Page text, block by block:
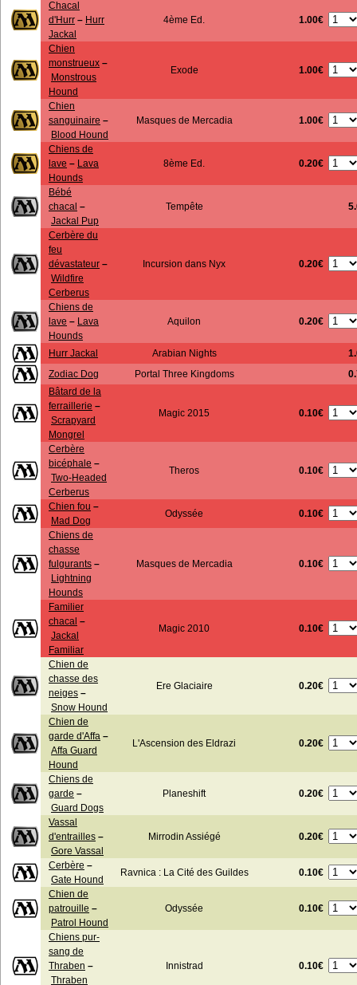
Chacal
d'Hurr – Hurr
Jackal
4ème Ed. 1.00€
Chien
monstrueux –
Monstrous
Hound
Exode 1.00€
Chien
sanguinaire –
Blood Hound
Masques de Mercadia 1.00€
Chiens de
lave –
Lava
Hounds
8ème Ed. 0.20€
Bébé
chacal –
Jackal Pup
Tempête
Cerbère du
feu
dévastateur –
Wildfire
Cerberus
Incursion dans Nyx 0.20€
Chiens de
lave –
Lava
Hounds
Aquilon 0.20€
Hurr Jackal Arabian Nights
Zodiac Dog Portal Three Kingdoms
Bâtard de la
ferraillerie –
Scrapyard
Mongrel
Magic 2015 0.10€
Cerbère
bicéphale –
Two-Headed
Cerberus
Theros 0.10€
Chien fou –
Mad Dog
Odyssée 0.10€
Chiens de
chasse
fulgurants –
Lightning
Hounds
Masques de Mercadia 0.10€
Familier
chacal –
Jackal
Familiar
Magic 2010 0.10€
Chien de
chasse des
neiges –
Snow Hound
Ere Glaciaire 0.20€
Chien de
garde d'Affa –
Affa Guard
Hound
L'Ascension des Eldrazi 0.20€
Chiens de
garde –
Guard Dogs
Planeshift 0.20€
Vassal
d'entrailles –
Gore Vassal
Mirrodin Assiégé 0.20€
Cerbère –
Gate Hound
Ravnica : La Cité des Guildes 0.10€
Chien de
patrouille –
Patrol Hound
Odyssée 0.10€
Chiens pur-
sang de
Thraben –
Thraben
Innistrad 0.10€